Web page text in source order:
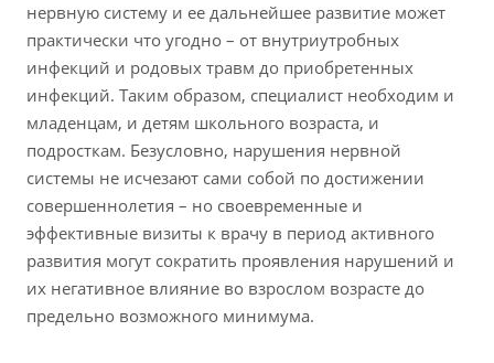
нервную систему и ее дальнейшее развитие может
практически что угодно – от внутриутробных
инфекций и родовых травм до приобретенных
инфекций. Таким образом, специалист необходим и
младенцам, и детям школьного возраста, и
подросткам. Безусловно, нарушения нервной
системы не исчезают сами собой по достижении
совершеннолетия – но своевременные и
эффективные визиты к врачу в период активного
развития могут сократить проявления нарушений и
их негативное влияние во взрослом возрасте до
предельно возможного минимума.